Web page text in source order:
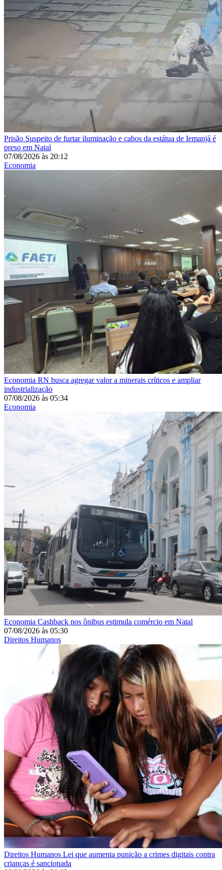
Prisão Suspeito de furtar iluminação e cabos da estátua de Iemanjá é
preso em Natal
07/08/2026 às 20:12
Economia
Economia RN busca agregar valor a minerais críticos e ampliar
industrialização
07/08/2026 às 05:34
Economia
Economia Cashback nos ônibus estimula comércio em Natal
07/08/2026 às 05:30
Direitos Humanos
Direitos Humanos Lei que aumenta punição a crimes digitais contra
crianças é sancionada